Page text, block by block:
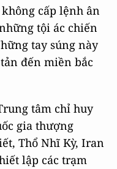
cấp lệnh ân
tội ác chiến
tay súng này
đến miền bắc
tâm chỉ huy
gia thượng
Thổ Nhĩ Kỳ, Iran
lập các trạm